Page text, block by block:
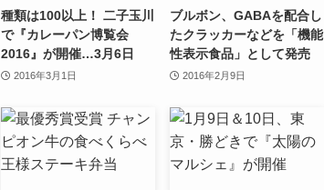
種類は100以上！ 二子玉川
で『カレーパン博覧会
2016』が開催…3月6日
2016年3月1日
ブルボン、GABAを配合し
たクラッカーなどを「機能
性表示食品」として発売
2016年2月9日